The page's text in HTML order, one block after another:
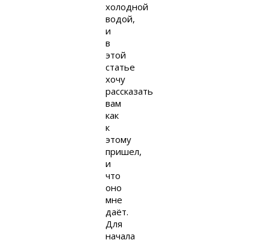
холодной
водой,
и
в
этой
статье
хочу
рассказать
вам
как
к
этому
пришел,
и
что
оно
мне
даёт.
Для
начала